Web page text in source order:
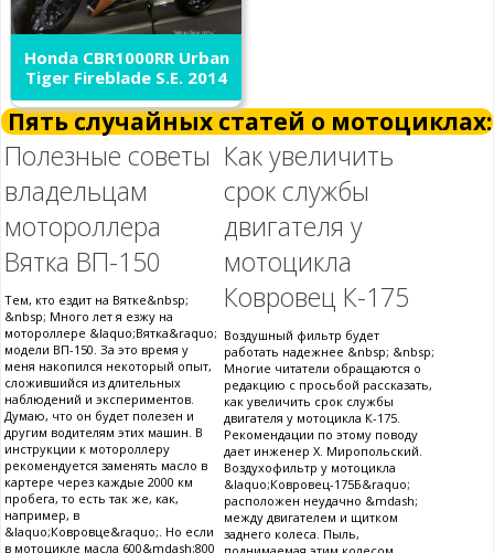
Honda CBR1000RR Urban
Tiger Fireblade S.E. 2014
Пять случайных статей о мотоциклах:
Полезные советы
владельцам
мотороллера
Вятка ВП-150
Тем, кто ездит на Вятке&nbsp;
&nbsp; Много лет я езжу на
мотороллере &laquo;Вятка&raquo;
модели ВП-150. За это время у
меня накопился некоторый опыт,
сложившийся из длительных
наблюдений и экспериментов.
Думаю, что он будет полезен и
другим водителям этих машин. В
инструкции к мотороллеру
рекомендуется заменять масло в
картере через каждые 2000 км
пробега, то есть так же, как,
например, в
&laquo;Ковровце&raquo;. Но если
в мотоцикле масла 600&mdash;800
Как увеличить
срок службы
двигателя у
мотоцикла
Ковровец К-175
Воздушный фильтр будет
работать надежнее &nbsp; &nbsp;
Многие читатели обращаются о
редакцию с просьбой рассказать,
как увеличить срок службы
двигателя у мотоцикла К-175.
Рекомендации по этому поводу
дает инженер X. Миропольский.
Воздухофильтр у мотоцикла
&laquo;Ковровец-175Б&raquo;
расположен неудачно &mdash;
между двигателем и щитком
заднего колеса. Пыль,